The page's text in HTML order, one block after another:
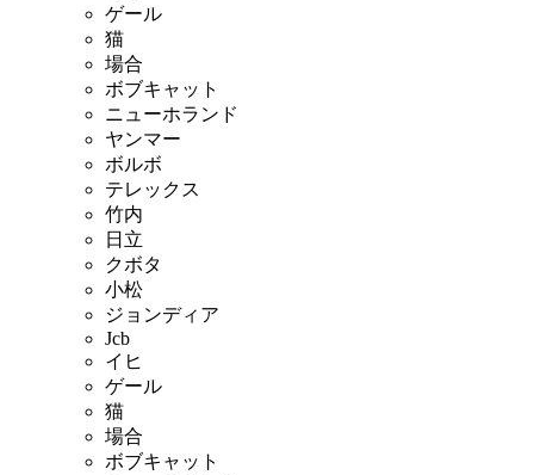
ゲール
猫
場合
ボブキャット
ニューホランド
ヤンマー
ボルボ
テレックス
竹内
日立
クボタ
小松
ジョンディア
Jcb
イヒ
ゲール
猫
場合
ボブキャット